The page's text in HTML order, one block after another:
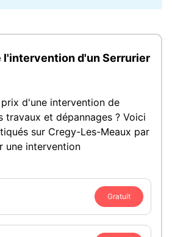
l'intervention d'un Serrurier
d'une intervention de
travaux et dépannages ? Voici
sur Cregy-Les-Meaux par
une intervention
Gratuit